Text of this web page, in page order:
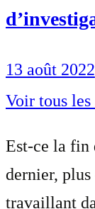
13 août 2022
Voir tous
Est-ce la fin
dernier,
travaillant